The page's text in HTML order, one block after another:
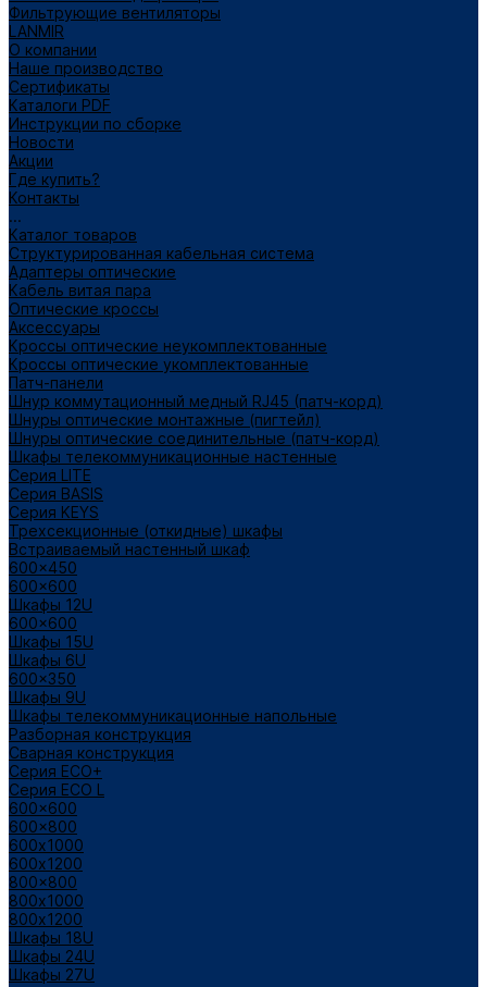
Фильтрующие вентиляторы
LANMIR
О компании
Наше производство
Сертификаты
Каталоги PDF
Инструкции по сборке
Новости
Акции
Где купить?
Контакты
...
Каталог товаров
Структурированная кабельная система
Адаптеры оптические
Кабель витая пара
Оптические кроссы
Аксессуары
Кроссы оптические неукомплектованные
Кроссы оптические укомплектованные
Патч-панели
Шнур коммутационный медный RJ45 (патч-корд)
Шнуры оптические монтажные (пигтейл)
Шнуры оптические соединительные (патч-корд)
Шкафы телекоммуникационные настенные
Cерия LITE
Cерия BASIS
Cерия KEYS
Трехсекционные (откидные) шкафы
Встраиваемый настенный шкаф
600x450
600x600
Шкафы 12U
600x600
Шкафы 15U
Шкафы 6U
600x350
Шкафы 9U
Шкафы телекоммуникационные напольные
Разборная конструкция
Сварная конструкция
Серия ECO+
Серия ECO L
600x600
600x800
600х1000
600х1200
800x800
800х1000
800х1200
Шкафы 18U
Шкафы 24U
Шкафы 27U